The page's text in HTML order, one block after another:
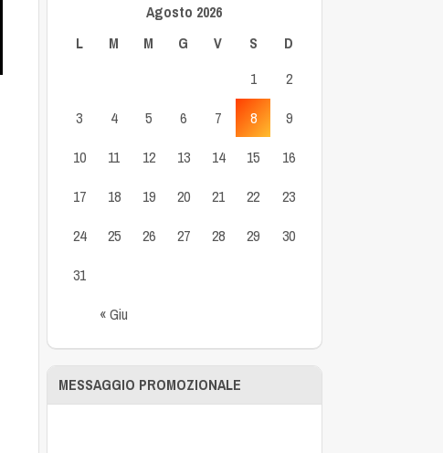
Agosto 2026
L
M M G V S D
« Giu
1
2
3
4 5 6 7 8
9
10
11 12 13 14 15
16
17
18 19 20 21 22
23
24
25 26 27 28 29
30
31
MESSAGGIO PROMOZIONALE